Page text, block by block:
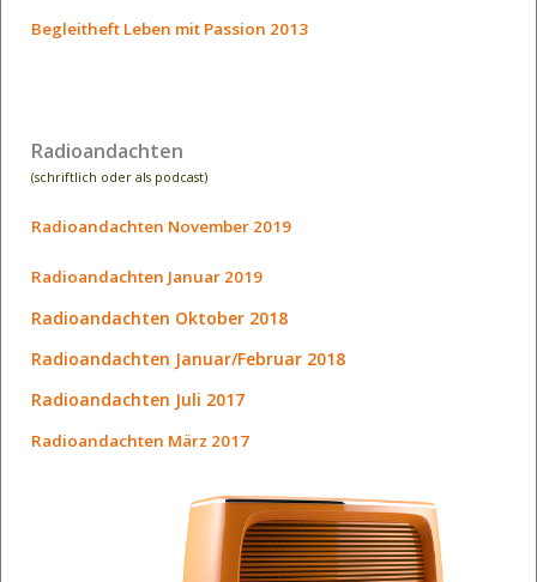
Begleitheft Leben mit Passion 2013
Radioandachten
(schriftlich oder als podcast)
Radioandachten November 2019
Radioandachten Januar 2019
Radioandachten Oktober 2018
Radioandachten Januar/Februar 2018
Radioandachten Juli 2017
Radioandachten März 2017